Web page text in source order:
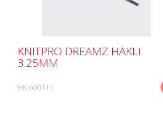
KNITPRO DREAMZ HÄKLI
3.25MM
HK 600115